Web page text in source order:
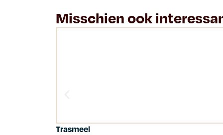
Misschien ook
Trasmeel